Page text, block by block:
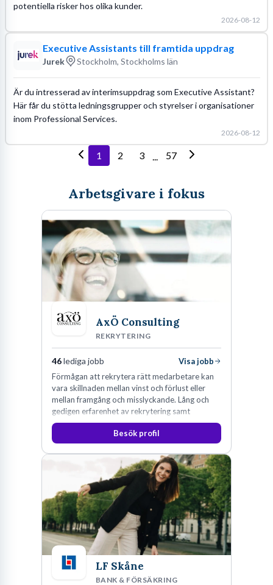
potentiella risker hos olika kunder.
2026-08-12
Executive Assistants till framtida uppdrag
Jurek Stockholm, Stockholms län
Är du intresserad av interimsuppdrag som Executive Assistant?
Här får du stötta ledningsgrupper och styrelser i organisationer
inom Professional Services.
2026-08-12
1 2 3 ... 57
Arbetsgivare i fokus
AxÖ Consulting
REKRYTERING
46lediga jobb
Visa jobb
Förmågan att rekrytera rätt medarbetare kan
vara skillnaden mellan vinst och förlust eller
mellan framgång och misslyckande. Lång och
gedigen erfarenhet av rekrytering samt
konsultverksamhet har lärt oss just det.
Besök profil
LF Skåne
BANK & FÖRSÄKRING